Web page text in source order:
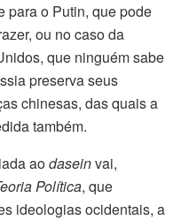
para o Putin, que pode
ou no caso da
que ninguém sabe
preserva seus
chinesas, das quais a
também.
aodaseinvai,
Política, que
ideologias ocidentais, a